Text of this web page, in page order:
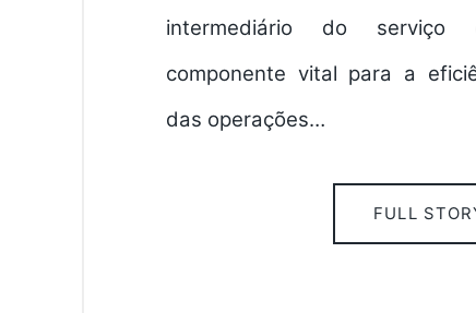
intermediário do serviço
componente vital para a
das operações…
FULL